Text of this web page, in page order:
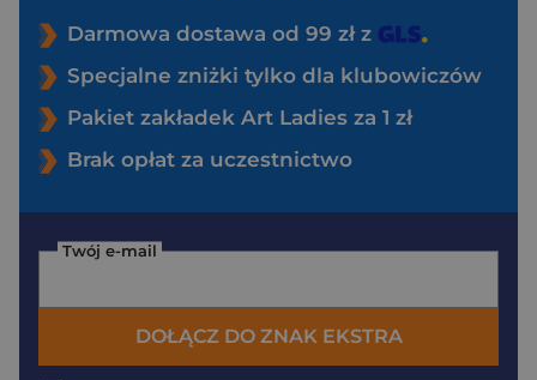
Darmowa dostawa od 99 zł z
Specjalne zniżki tylko dla klubowiczów
Pakiet zakładek Art Ladies za 1 zł
Brak opłat za uczestnictwo
Twój e-mail
DOŁĄCZ DO ZNAK EKSTRA